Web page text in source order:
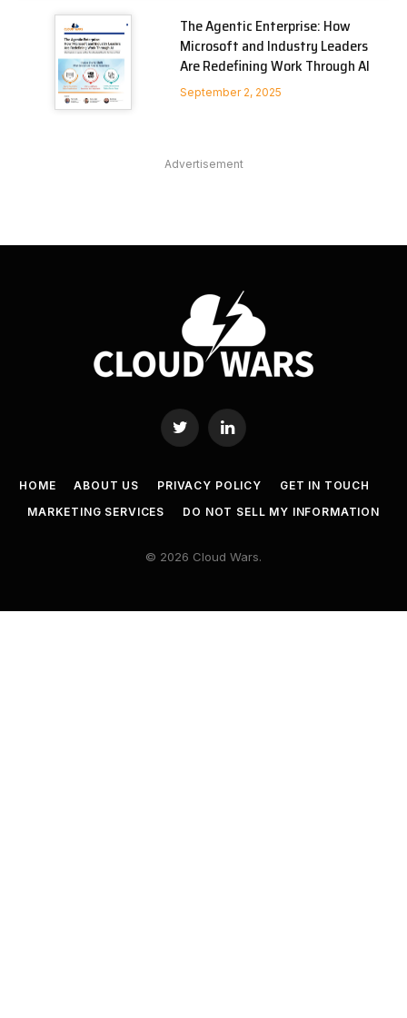
The Agentic Enterprise: How
Microsoft and Industry Leaders
Are Redefining Work Through AI
September 2, 2025
Advertisement
Twitter LinkedIn
HOME ABOUT US PRIVACY POLICY
GET IN TOUCH
MARKETING SERVICES
DO NOT SELL MY INFORMATION
© 2026 Cloud Wars.